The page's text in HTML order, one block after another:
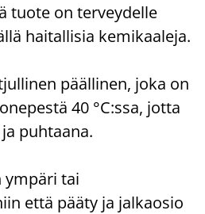
tuote on terveydelle
haitallisia kemikaaleja.
päällinen, joka on
40 °C:ssa, jotta
puhtaana.
ympäri tai
että pääty ja jalkaosio